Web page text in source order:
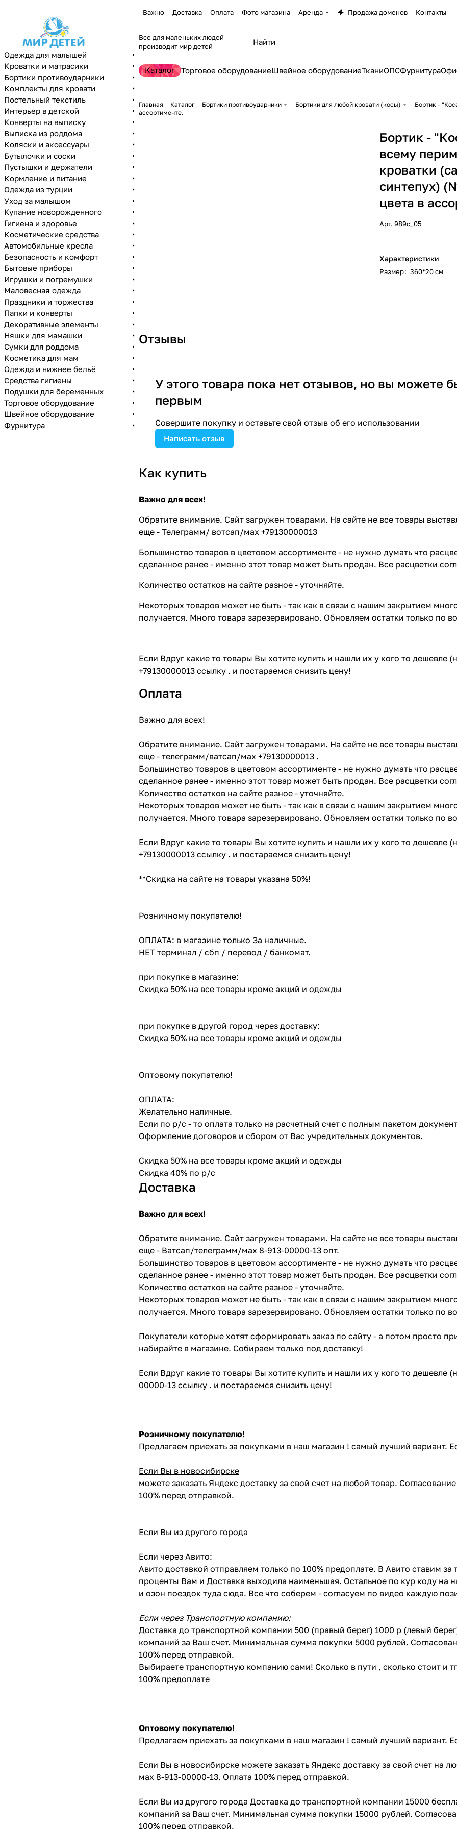
Важно Доставка Оплата Фото магазина Аренда Продажа доменов Контакты
Все для маленьких людей
производит мир детей
Каталог Торговое оборудованиеШвейное оборудованиеТканиОПСФурнитура
Главная Каталог Бортики противоударники Бортики для любой кровати (косы)
Бортик -
ассортименте.
Бортик -
всему
кроватки
синтепух)
цвета в
Арт. 989с_05
Характеристики
Размер: 360*20 см
Отзывы
У этого товара пока нет отзывов, но вы можете
первым
Совершите покупку и оставьте свой отзыв об его использовании
Написать отзыв
Как купить
Важно для всех!
Обратите внимание. Сайт загружен товарами. На сайте не все товары
еще - Телеграмм/ вотсап/мах +79130000013
Большинство товаров в цветовом ассортименте - не нужно думать что
сделанное ранее - именно этот товар может быть продан. Все расцветки
Количество остатков на сайте разное - уточняйте.
Некоторых товаров может не быть - так как в связи с нашим закрытием
получается. Много товара зарезервировано. Обновляем остатки только по
Если Вдруг какие то товары Вы хотите купить и нашли их у кого то
+79130000013 ссылку . и постараемся снизить цену!
Оплата
Важно для всех!
Обратите внимание. Сайт загружен товарами. На сайте не все товары
еще - телеграмм/ватсап/мах +79130000013 .
Большинство товаров в цветовом ассортименте - не нужно думать что
сделанное ранее - именно этот товар может быть продан. Все расцветки
Количество остатков на сайте разное - уточняйте.
Некоторых товаров может не быть - так как в связи с нашим закрытием
получается. Много товара зарезервировано. Обновляем остатки только по
Если Вдруг какие то товары Вы хотите купить и нашли их у кого то
+79130000013 ссылку . и постараемся снизить цену!
**Скидка на сайте на товары указана 50%!
Розничному покупателю!
ОПЛАТА: в магазине только За наличные.
НЕТ терминал / сбп / перевод / банкомат.
при покупке в магазине:
Скидка 50% на все товары кроме акций и одежды
при покупке в другой город через доставку:
Скидка 50% на все товары кроме акций и одежды
Оптовому покупателю!
ОПЛАТА:
Желательно наличные.
Если по р/с - то оплата только на расчетный счет с полным пакетом
Оформление договоров и сбором от Вас учредительных документов.
Скидка 50% на все товары кроме акций и одежды
Скидка 40% по р/с
Доставка
Важно для всех!
Обратите внимание. Сайт загружен товарами. На сайте не все товары
еще - Ватсап/телеграмм/мах 8-913-00000-13 опт.
Большинство товаров в цветовом ассортименте - не нужно думать что
сделанное ранее - именно этот товар может быть продан. Все расцветки
Количество остатков на сайте разное - уточняйте.
Некоторых товаров может не быть - так как в связи с нашим закрытием
получается. Много товара зарезервировано. Обновляем остатки только по
Покупатели которые хотят сформировать заказ по сайту - а потом просто
набирайте в магазине. Собираем только под доставку!
Если Вдруг какие то товары Вы хотите купить и нашли их у кого то
00000-13 ссылку . и постараемся снизить цену!
Розничному покупателю!
Предлагаем приехать за покупками в наш магазин ! самый лучший вариант.
Если Вы в новосибирске
можете заказать Яндекс доставку за свой счет на любой товар.
100% перед отправкой.
Если Вы из другого города
Если через Авито:
Авито доставкой отправляем только по 100% предоплате. В Авито ставим
проценты Вам и Доставка выходила наименьшая. Остальное по кур коду
и озон поездок туда сюда. Все что соберем - согласуем по видео каждую
Если через Транспортную компанию:
Доставка до транспортной компании 500 (правый берег) 1000 р (левый
компаний за Ваш счет. Минимальная сумма покупки 5000 рублей.
100% перед отправкой.
Выбираете транспортную компанию сами! Сколько в пути , сколько стоит и
100% предоплате
Оптовому покупателю!
Предлагаем приехать за покупками в наш магазин ! самый лучший вариант.
Если Вы в новосибирске можете заказать Яндекс доставку за свой счет на
мах 8-913-00000-13. Оплата 100% перед отправкой.
Если Вы из другого города Доставка до транспортной компании 15000
компаний за Ваш счет. Минимальная сумма покупки 15000 рублей.
100% перед отправкой.
Одежда для малышей
Кроватки и матрасики
Бортики противоударники
Комплекты для кровати
Постельный текстиль
Интерьер в детской
Конверты на выписку
Выписка из роддома
Коляски и аксессуары
Бутылочки и соски
Пустышки и держатели
Кормление и питание
Одежда из турции
Уход за малышом
Купание новорожденного
Гигиена и здоровье
Косметические средства
Автомобильные кресла
Безопасность и комфорт
Бытовые приборы
Игрушки и погремушки
Маловесная одежда
Праздники и торжества
Папки и конверты
Декоративные элементы
Няшки для мамашки
Сумки для роддома
Косметика для мам
Одежда и нижнее бельё
Средства гигиены
Подушки для беременных
Торговое оборудование
Швейное оборудование
Фурнитура